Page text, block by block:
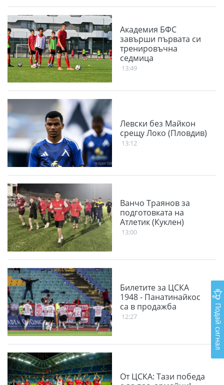
Академия БФС
завърши първата си
тренировъчна
седмица
13:49
Левски без Майкон
срещу Локо (Пловдив)
13:12
Ванчо Траянов за
подготовката на
Атлетик (Куклен)
13:00
Билетите за ЦСКА
1948 - Панатинайкос
са в продажба
12:27
От ЦСКА: Тази победа
Подай сигнал